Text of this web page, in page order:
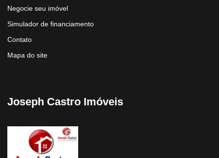
Negocie seu imóvel
Simulador de financiamento
Contato
Mapa do site
Joseph Castro Imóveis